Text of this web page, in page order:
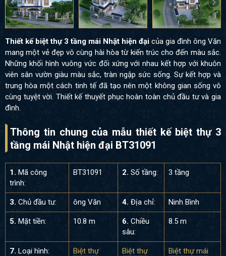
Thiết kế biệt thự 3 tầng mái Nhật hiện đại của gia đình ông Văn
mang một vẻ đẹp vô cùng hài hòa từ kiến trúc cho đến màu sắc.
Những khối hình vuông vức đối xứng với nhau kết hợp với khuôn
viên sân vườn giàu màu sắc, tràn ngập sức sống. Sự kết hợp và
trung hòa một cách tinh tế đã tạo nên một không gian sống vô
cùng tuyệt vời. Thiết kế thuyết phục hoàn toàn chủ đầu tư và gia
đình.
Thông tin chung của mẫu thiết kế biệt thự 3
tầng mái Nhật hiện đại BT31091
1. Mã công
trình:
BT31091 2. Số tầng: 3 tầng
3. Chủ đầu tư: ông Văn 4. Địa chỉ: Ninh Bình
5. Mặt tiền: 10.8 m 6. Chiều
sâu:
8.5 m
7. Loại hình:
Biệt thự
Biệt thự
Biệt thự mái